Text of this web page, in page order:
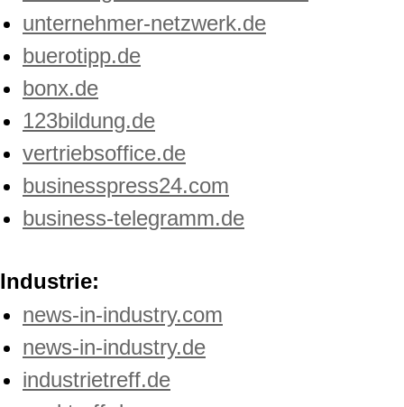
unternehmer-netzwerk.de
buerotipp.de
bonx.de
123bildung.de
vertriebsoffice.de
businesspress24.com
business-telegramm.de
Industrie:
news-in-industry.com
news-in-industry.de
industrietreff.de